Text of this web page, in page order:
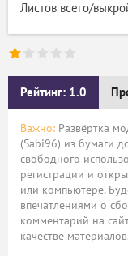
Листов всего/
Рейтинг: 1.0
Важно: Развёртка
(Sabi96) из бумаги
свободного
регистрации и
или компьютере.
впечатлениями о
комментарий на
качестве